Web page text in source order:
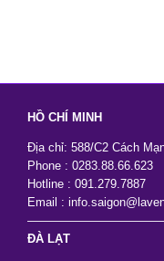
HỒ CHÍ MINH
Địa chỉ: 588/C2 Cách
Phone : 0283.88.66.623
Hotline : 091.279.7887
Email :
ĐÀ LẠT